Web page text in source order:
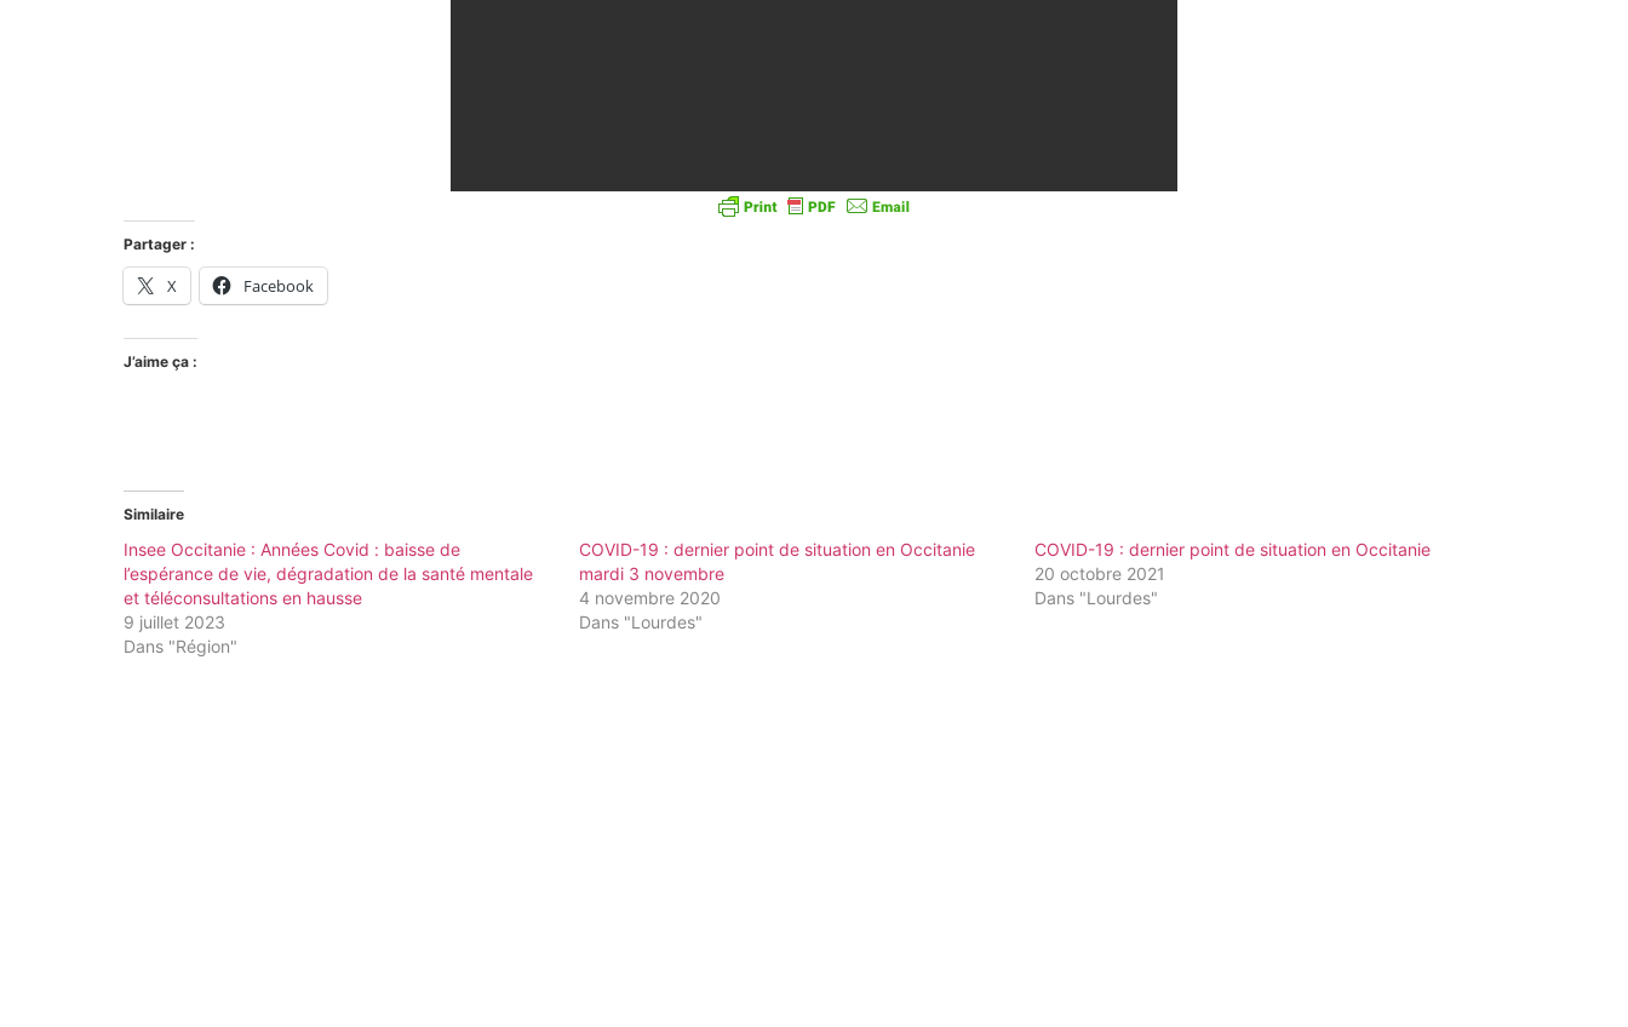
Partager :
X Facebook
J’aime ça :
Similaire
Insee Occitanie : Années Covid : baisse de
l’espérance de vie, dégradation de la santé mentale
et téléconsultations en hausse
9 juillet 2023
Dans "Région"
COVID-19 : dernier point de situation en Occitanie
mardi 3 novembre
4 novembre 2020
Dans "Lourdes"
COVID-19 : dernier point de situation en Occitanie
20 octobre 2021
Dans "Lourdes"